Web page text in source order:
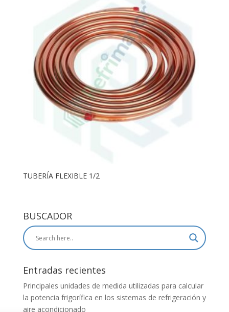
TUBERÍA FLEXIBLE 1/2
BUSCADOR
Entradas recientes
Principales unidades de medida utilizadas para calcular
la potencia frigorífica en los sistemas de refrigeración y
aire acondicionado